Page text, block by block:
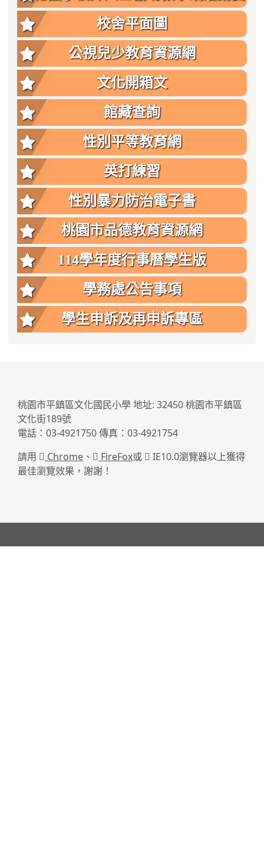
點
校舍平面圖
公視兒少教育資源網
文化開箱文
館藏查詢
性別平等教育網
英打練習
性別暴力防治電子書
桃園市品德教育資源網
114學年度行事曆學生版
學務處公告事項
學生申訴及再申訴專區
桃園市平鎮區文化國民小學 地址: 32450 桃園市平鎮區
文化街189號
電話：03-4921750 傳真：03-4921754
請用
Chrome 、 FireFox或
IE10.0瀏覽器以上獲得
最佳瀏覽效果，謝謝！